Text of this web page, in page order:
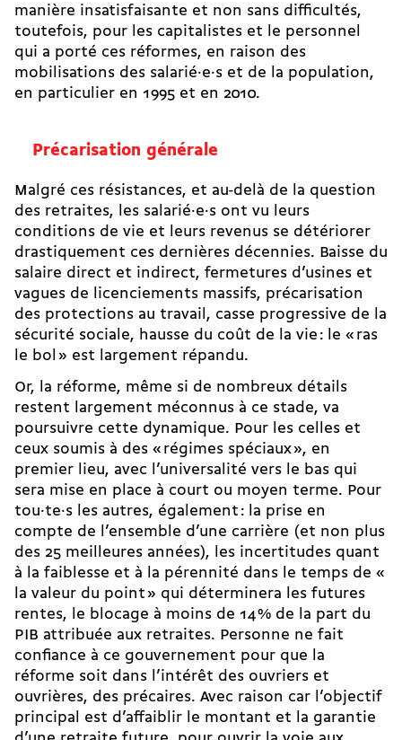
manière insatisfaisante et non sans difficultés,
toutefois, pour les capitalistes et le personnel
qui a porté ces réformes, en raison des
mobilisations des salarié·e·s et de la population,
en particulier en 1995 et en 2010.
Précarisation générale
Malgré ces résistances, et au-delà de la question
des retraites, les salarié·e·s ont vu leurs
conditions de vie et leurs revenus se détériorer
drastiquement ces dernières décennies. Baisse du
salaire direct et indirect, fermetures d’usines et
vagues de licenciements massifs, précarisation
des protections au travail, casse progressive de la
sécurité sociale, hausse du coût de la vie : le « ras
le bol » est largement répandu.
Or, la réforme, même si de nombreux détails
restent largement méconnus à ce stade, va
poursuivre cette dynamique. Pour les celles et
ceux soumis à des « régimes spéciaux », en
premier lieu, avec l’universalité vers le bas qui
sera mise en place à court ou moyen terme. Pour
tou·te·s les autres, également : la prise en
compte de l’ensemble d’une carrière (et non plus
des 25 meilleures années), les incertitudes quant
à la faiblesse et à la pérennité dans le temps de «
la valeur du point » qui déterminera les futures
rentes, le blocage à moins de 14 % de la part du
PIB attribuée aux retraites. Personne ne fait
confiance à ce gouvernement pour que la
réforme soit dans l’intérêt des ouvriers et
ouvrières, des précaires. Avec raison car l’objectif
principal est d’affaiblir le montant et la garantie